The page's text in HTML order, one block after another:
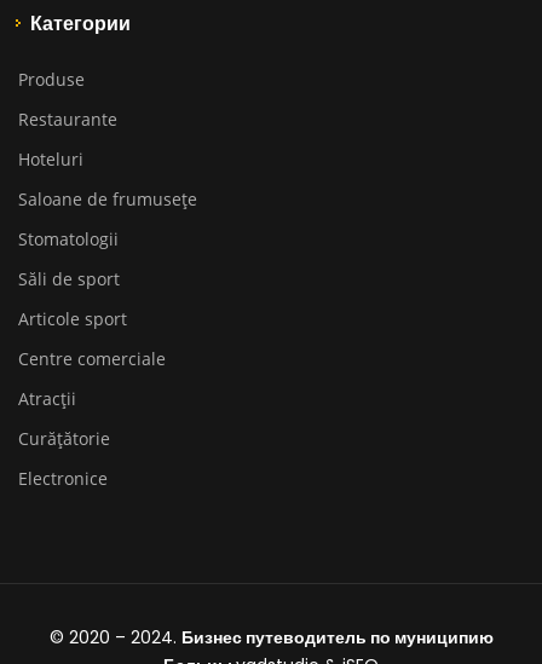
Категории
Produse
Restaurante
Hoteluri
Saloane de frumusețe
Stomatologii
Săli de sport
Articole sport
Centre comerciale
Atracții
Curățătorie
Electronice
© 2020 – 2024. Бизнес путеводитель по муниципию